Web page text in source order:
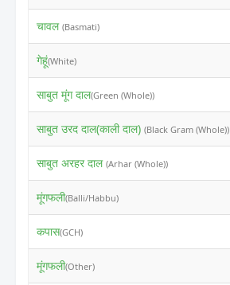
चावल (Basmati)
गेहूं(White)
साबुत मूंग दाल(Green (Whole))
साबुत उरद दाल(काली दाल) (Black Gram (Whole))
साबुत अरहर दाल (Arhar (Whole))
मूंगफली(Balli/Habbu)
कपास(GCH)
मूंगफली(Other)